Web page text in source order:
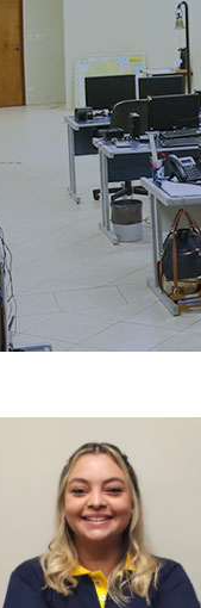
Thais